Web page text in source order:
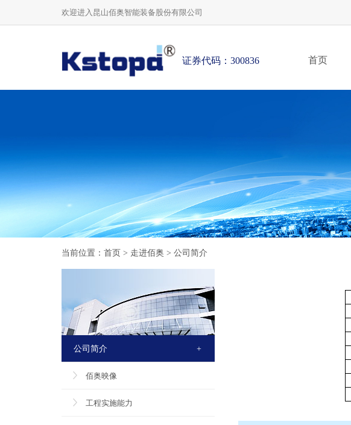
欢迎进入昆山佰奥智能装备股份有限公司
证券代码：300836 首页
当前位置： 首页 > 走进佰奥 > 公司简介
+
公司简介
佰奥映像
工程实施能力